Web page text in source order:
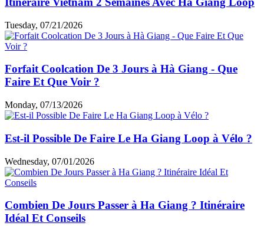
Tuesday, 07/21/2026
Forfait Coolcation De 3 Jours à Hà Giang - Que
Faire Et Que Voir ?
Monday, 07/13/2026
Est-il Possible De Faire Le Ha Giang Loop à Vélo ?
Wednesday, 07/01/2026
Combien De Jours Passer à Ha Giang ? Itinéraire
Idéal Et Conseils